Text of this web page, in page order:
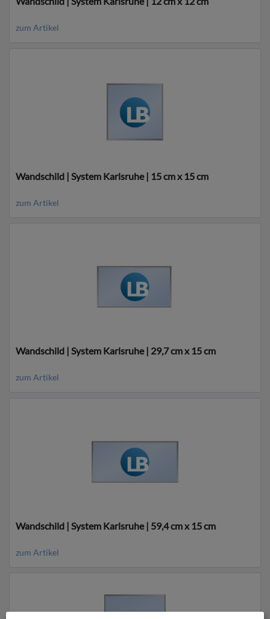
zum Artikel
Wandschild | System Karlsruhe | 15 cm x 15 cm
zum Artikel
Wandschild | System Karlsruhe | 29,7 cm x 15 cm
zum Artikel
Wandschild | System Karlsruhe | 59,4 cm x 15 cm
zum Artikel